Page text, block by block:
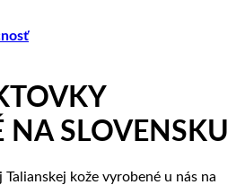
ani
RF
NA SLOVENSKU
kože vyrobené u nás na